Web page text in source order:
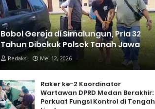
Bobol Gereja di Simalungun, Pria 32
Tahun Dibekuk Polsek Tanah Jawa
Redaksi Mei 12, 2026
Raker ke-2 Koordinator
Wartawan DPRD Medan Berakhir:
Perkuat Fungsi Kontrol di Tengah